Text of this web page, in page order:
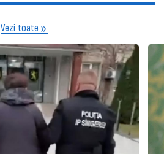
Vezi toate